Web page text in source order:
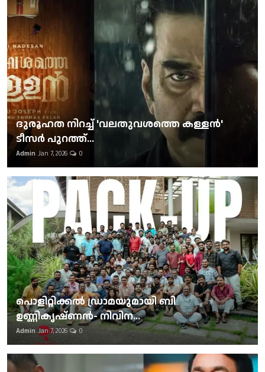
ദുരൂഹത നിറച്ച് 'വലതുവശത്തെ കള്ളന്‍'
ടീസര്‍ പുറത്ത്...
Admin Jan 7, 2026 0
പൊളിറ്റിക്കല്‍ ഡ്രാമയുമായി ബി
ഉണ്ണികൃഷ്ണന്‍- നിവിന...
Admin Jan 7, 2026 0